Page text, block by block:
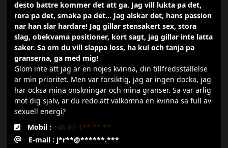
desto battre kommer det att ga. Jag vill lukta pa det,
rora pa det, smaka pa det... Jag alskar det, hans passion
nar han slar hardare! Jag gillar stensakert sex, stora
slag, obekvama positioner, kort sagt, jag gillar inte latta
saker. Sa om du vill slappa loss, ha kul och tanja pa
granserna, ga med mig!
Glom inte att jag ar en nojes kvinna, din tillfredsstallelse
ar min prioritet. Men var forsiktig, jag ar ingen docka, jag
har ocksa mina onskningar och mina granser. Sa var arlig
mot dig sjalv, ar du redo att valkomna en kvinna sa full av
sexuell energi?
Mobil : +46 87-1** ** **
E-mail : j*r**@******.***